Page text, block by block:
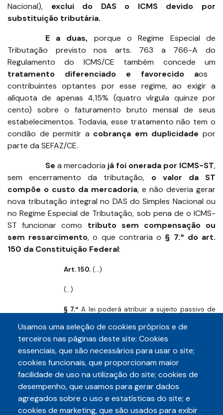
Nacional), exclui do DAS o ICMS devido por
substituição tributária.
E a duas, porque o Regime Especial de
Tributação previsto nos arts. 763 a 766-A do
Regulamento do ICMS/CE também concede um
tratamento diferenciado e favorecido aos
contribuintes optantes por esse regime, ao exigir a
alíquota de apenas 4,15% (quatro vírgula quinze por
cento) sobre o faturamento bruto mensal de seus
estabelecimentos. Todavia, esse tratamento não tem o
condão de permitir a cobrança em duplicidadepor
parte da SEFAZ/CE.
Se a mercadoria já foi onerada por ICMS-ST,
sem encerramento da tributação, o valor da ST
compõe o custo da mercadoria, e não deveria gerar
nova tributação integral no DAS do Simples Nacional ou
no Regime Especial de Tributação, sob pena de o ICMS-
ST funcionar como tributo sem compensação ou
sem ressarcimento, o que contraria o § 7.º do art.
150 da Constituição Federal:
Art. 150. (...)
(...)
§ 7.º A lei poderá atribuir a sujeito passivo de
responsável pelo pagamento de imposto ou
contribuição, cujo fato gerador deva ocorrer
posteriormente, assegurada a
imediata e
preferencial restituição da quantia paga,
caso não se realize o fato gerador presumido
Com efeito, se o fato gerador presumido
se realiza ou se realiza com base inferior à
Usamos uma seleção de cookies próprios e de
terceiros nas páginas deste site: Cookies
essenciais, que são necessários para usar o site;
cookies funcionais, que proporcionam maior
facilidade de uso na utilização do site; cookies de
desempenho, que usamos para gerar dados
agregados sobre o uso e estatísticas do site; e
cookies de marketing, que são usados para exibir